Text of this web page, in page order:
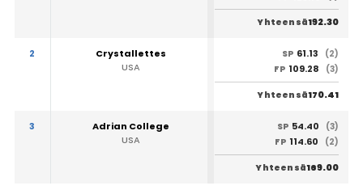
Yhteensä192.30
2
Crystallettes
USA
SP 61.13
(2)
FP 109.28 (3)
Yhteensä170.41
3
Adrian College
USA
SP 54.40
(3)
FP 114.60 (2)
Yhteensä169.00